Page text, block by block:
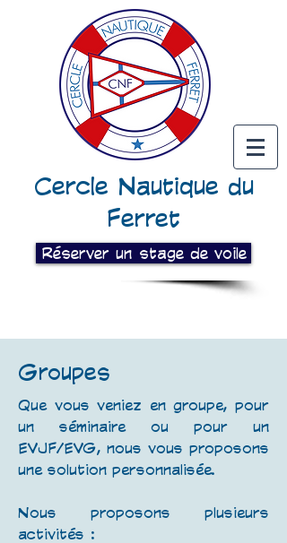
Cercle Nautique du
Ferret
Réserver un stage de voile
Groupes
Que vous veniez en groupe, pour
un séminaire ou pour un
EVJF/EVG, nous vous proposons
une solution personnalisée.
Nous proposons plusieurs
activités :